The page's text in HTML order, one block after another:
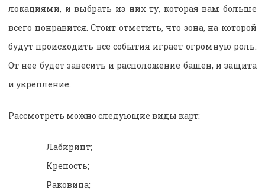
локациями, и выбрать из них ту, которая вам больше
всего понравится. Стоит отметить, что зона, на которой
будут происходить все события играет огромную роль.
От нее будет завесить и расположение башен, и защита
и укрепление.
Рассмотреть можно следующие виды карт:
Лабиринт;
Крепость;
Раковина;